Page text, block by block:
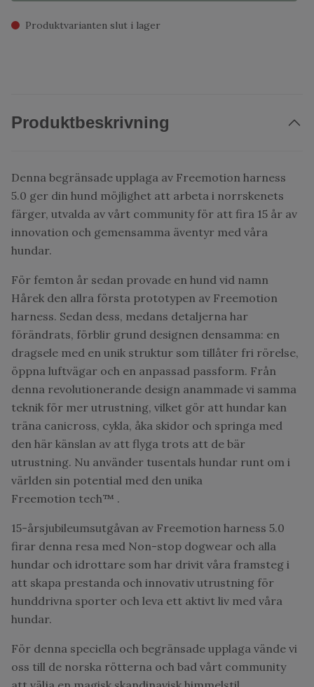
Produktvarianten slut i lager
Produktbeskrivning
Denna begränsade upplaga av Freemotion harness
5.0 ger din hund möjlighet att arbeta i norrskenets
färger, utvalda av vårt community för att fira 15 år av
innovation och gemensamma äventyr med våra
hundar.
För femton år sedan provade en hund vid namn
Hårek den allra första prototypen av Freemotion
harness. Sedan dess, medans detaljerna har
förändrats, förblir grund designen densamma: en
dragsele med en unik struktur som tillåter fri rörelse,
öppna luftvägar och en anpassad passform. Från
denna revolutionerande design anammade vi samma
teknik för mer utrustning, vilket gör att hundar kan
träna canicross, cykla, åka skidor och springa med
den här känslan av att flyga trots att de bär
utrustning. Nu använder tusentals hundar runt om i
världen sin potential med den unika
Freemotion tech™ .
15-årsjubileumsutgåvan av Freemotion harness 5.0
firar denna resa med Non-stop dogwear och alla
hundar och idrottare som har drivit våra framsteg i
att skapa prestanda och innovativ utrustning för
hunddrivna sporter och leva ett aktivt liv med våra
hundar.
För denna speciella och begränsade upplaga vände vi
oss till de norska rötterna och bad vårt community